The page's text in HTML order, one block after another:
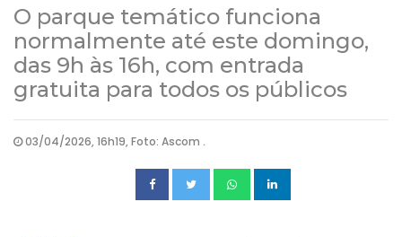
‌O parque temático funciona
normalmente até este domingo,
das 9h às 16h, com entrada
gratuita para todos os públicos
03/04/2026, 16h19, Foto: Ascom .